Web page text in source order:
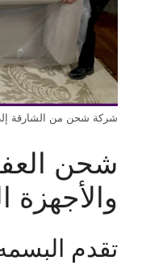
شركة شحن من الشارقة
شحن
والأجهزة
تقدم